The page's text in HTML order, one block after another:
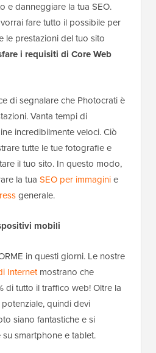
e danneggiare la tua SEO.
fare tutto il possibile per
le prestazioni del tuo sito
i requisiti di Core Web
di segnalare che Photocrati è
Vanta tempi di
incredibilmente veloci. Ciò
tutte le tue fotografie e
il tuo sito. In questo modo,
la tua SEO per immaginie
generale.
mobili
in questi giorni. Le nostre
Internetmostrano che
di tutto il traffico web! Oltre la
quindi devi
siano fantastiche e si
smartphone e tablet.